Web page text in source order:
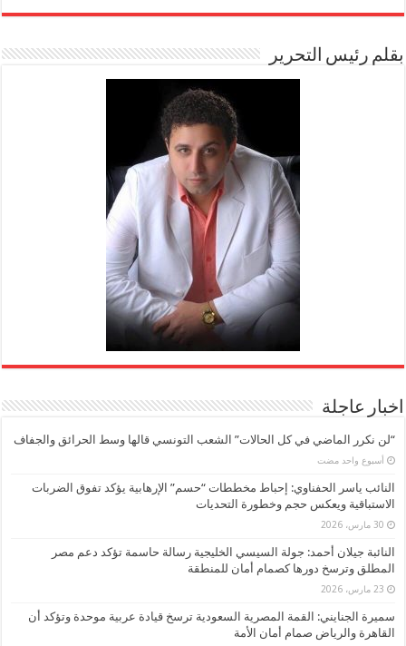
بقلم رئيس التحرير
اخبار عاجلة
“لن نكرر الماضي في كل الحالات” الشعب التونسي قالها وسط الحرائق والجفاف
‏أسبوع واحد مضت
النائب ياسر الحفناوي: إحباط مخططات “حسم” الإرهابية يؤكد تفوق الضربات
الاستباقية ويعكس حجم وخطورة التحديات
30 مارس، 2026
النائبة جيلان أحمد: جولة السيسي الخليجية رسالة حاسمة تؤكد دعم مصر
المطلق وترسخ دورها كصمام أمان للمنطقة
23 مارس، 2026
سميرة الجنايني: القمة المصرية السعودية ترسخ قيادة عربية موحدة وتؤكد أن
القاهرة والرياض صمام أمان الأمة